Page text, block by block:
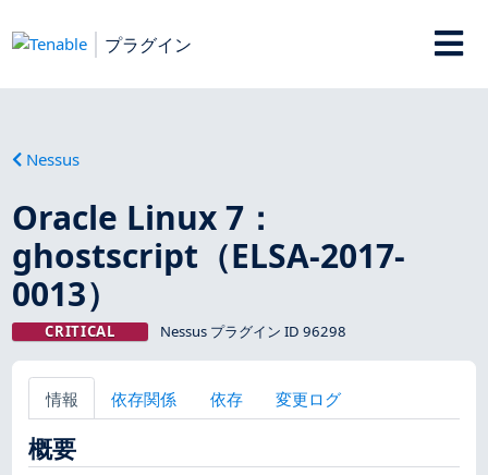
プラグイン
Nessus
Oracle Linux 7：
ghostscript（ELSA-2017-
0013）
CRITICAL Nessus プラグイン ID 96298
情報 依存関係 依存 変更ログ
概要